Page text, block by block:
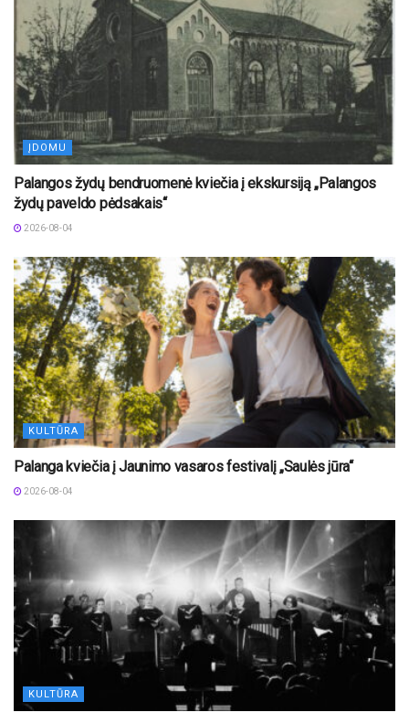
ĮDOMU
Palangos žydų bendruomenė kviečia į ekskursiją „Palangos
žydų paveldo pėdsakais“
2026-08-04
KULTŪRA
Palanga kviečia į Jaunimo vasaros festivalį „Saulės jūra“
2026-08-04
KULTŪRA